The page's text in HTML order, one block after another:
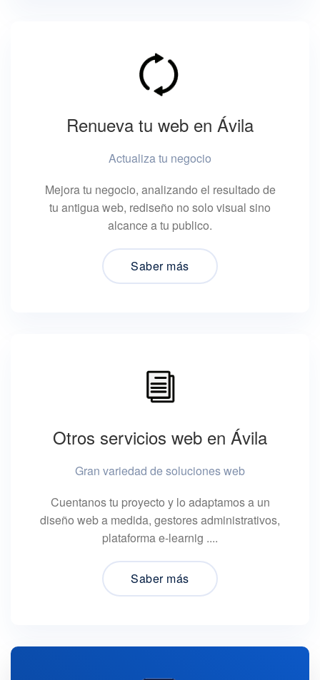
Renueva tu web en Ávila
Actualiza tu negocio
Mejora tu negocio, analizando el resultado de
tu antigua web, rediseño no solo visual sino
alcance a tu publico.
Saber más
Otros servicios web en Ávila
Gran variedad de soluciones web
Cuentanos tu proyecto y lo adaptamos a un
diseño web a medida, gestores administrativos,
plataforma e-learnig ....
Saber más